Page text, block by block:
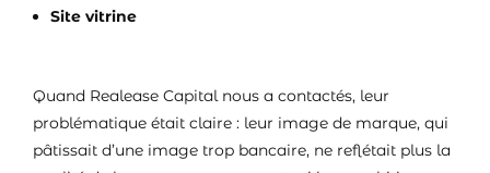
Site vitrine
Quand Realease Capital nous a contactés, leur
problématique était claire : leur image de marque, qui
pâtissait d’une image trop bancaire, ne reflétait plus la